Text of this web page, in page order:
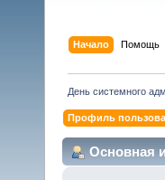
Начало Помощь
День системного
Профиль
Основная